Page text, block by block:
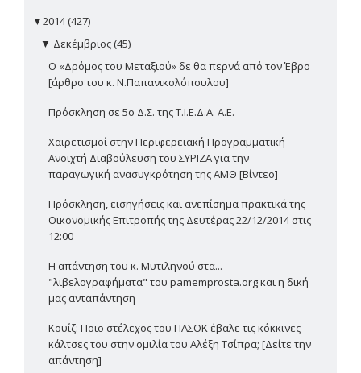
▼2014 (427)
▼ Δεκέμβριος (45)
Ο «Δρόμος του Μεταξιού» δε θα περνά από τον Έβρο
[άρθρο του κ. Ν.Παπανικολόπουλου]
Πρόσκληση σε 5ο Δ.Σ. της Τ.Ι.Ε.Δ.Α. Α.Ε.
Χαιρετισμοί στην Περιφερειακή Προγραμματική
Ανοιχτή Διαβούλευση του ΣΥΡΙΖΑ για την
παραγωγική ανασυγκρότηση της ΑΜΘ [Βίντεο]
Πρόσκληση, εισηγήσεις και ανεπίσημα πρακτικά της
Οικονομικής Επιτροπής της Δευτέρας 22/12/2014 στις
12:00
Η απάντηση του κ. Μυτιληνού στα...
"λιβελογραφήματα" του pamemprosta.org και η δική
μας ανταπάντηση
Κουίζ: Ποιο στέλεχος του ΠΑΣΟΚ έβαλε τις κόκκινες
κάλτσες του στην ομιλία του Αλέξη Τσίπρα; [Δείτε την
απάντηση]